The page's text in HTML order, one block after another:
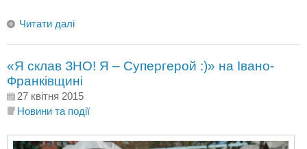
Читати далі
«Я склав ЗНО! Я – Супергерой :)» на Івано-
Франківщині
27 квітня 2015
Новини та події